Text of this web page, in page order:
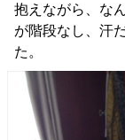
抱えながら、な
が階段なし、汗
た。